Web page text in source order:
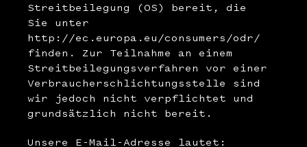
Streitbeilegung (OS) bereit, die
Sie unter
http://ec.europa.eu/consumers/odr/
finden. Zur Teilnahme an einem
Streitbeilegungsverfahren vor einer
Verbraucherschlichtungsstelle sind
wir jedoch nicht verpflichtet und
grundsätzlich nicht bereit.
Unsere E-Mail-Adresse lautet: